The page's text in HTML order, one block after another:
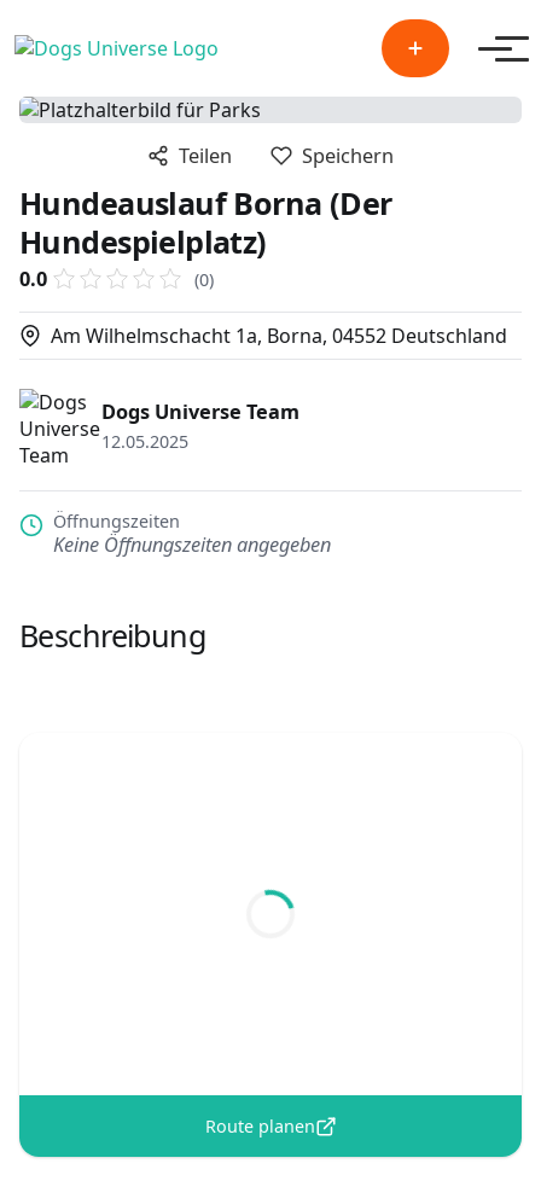
Teilen Speichern
Hundeauslauf Borna (Der
Hundespielplatz)
0.0 (0)
Am Wilhelmschacht 1a, Borna, 04552 Deutschland
Dogs Universe Team
12.05.2025
Öffnungszeiten
Keine Öffnungszeiten angegeben
Beschreibung
Route planen